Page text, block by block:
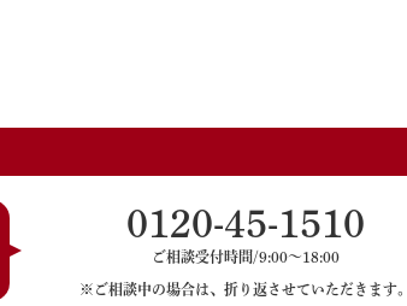
0120-45-1510
ご相談受付時間/9:00〜18:00
※ご相談中の場合は、折り返させていただきます。